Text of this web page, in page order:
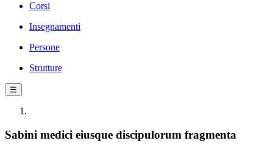
Corsi
Insegnamenti
Persone
Strutture
☰
Sabini medici eiusque discipulorum fragmenta